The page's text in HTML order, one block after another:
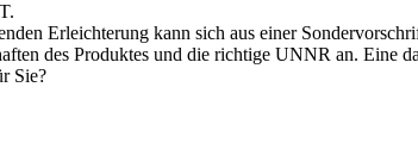
Erleichterung kann sich aus einer
des Produktes und die richtige UNNR an. Eine
Sie?